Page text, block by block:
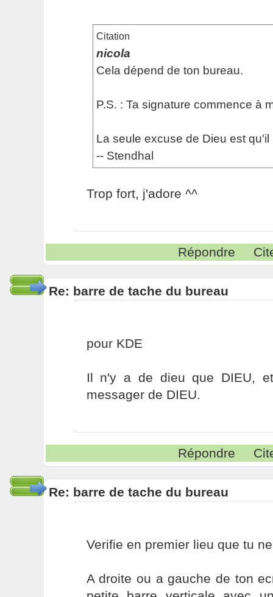
Citation
nicola
Cela dépend de ton bureau.
P.S. : Ta signature commence à
La seule excuse de Dieu est
-- Stendhal
Trop fort, j'adore ^^
Répondre
Re: barre de tache du bureau
pour KDE
Il n'y a de dieu que DIEU,
messager de DIEU.
Répondre
Re: barre de tache du bureau
Verifie en premier lieu que tu
A droite ou a gauche de ton